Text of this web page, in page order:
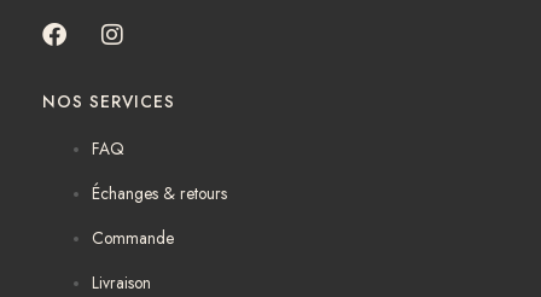
F
c
e
I
s
t
a
g
r
a
m
NOS SERVICES
FAQ
Échanges & retours
Commande
Livraison